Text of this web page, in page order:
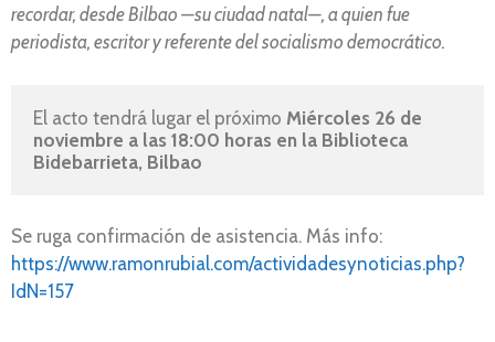
recordar, desde Bilbao —su ciudad natal—, a quien fue
periodista, escritor y referente del socialismo democrático.
El acto tendrá lugar el próximo Miércoles 26 de
noviembre a las 18:00 horas en la Biblioteca
Bidebarrieta, Bilbao
Se ruga confirmación de asistencia. Más info:
https://www.ramonrubial.com/actividadesynoticias.php?
IdN=157